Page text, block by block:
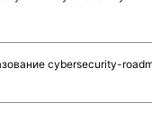
cybersecurity-